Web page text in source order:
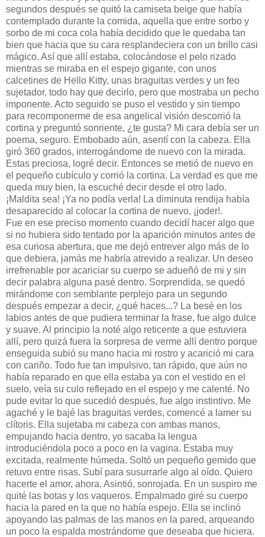
segundos después se quitó la camiseta beige que había
contemplado durante la comida, aquella que entre sorbo y
sorbo de mi coca cola había decidido que le quedaba tan
bien que hacia que su cara resplandeciera con un brillo casi
mágico. Así que allí estaba, colocándose el pelo rizado
mientras se miraba en el espejo gigante, con unos
calcetines de Hello Kitty, unas braguitas verdes y un feo
sujetador, todo hay que decirlo, pero que mostraba un pecho
imponente. Acto seguido se puso el vestido y sin tiempo
para recomponerme de esa angelical visión descorrió la
cortina y preguntó sonriente, ¿te gusta? Mi cara debía ser un
poema, seguro. Embobado aún, asentí con la cabeza. Ella
giró 360 grados, interrogándome de nuevo con la mirada.
Estas preciosa, logré decir. Entonces se metió de nuevo en
el pequeño cubículo y corrió la cortina. La verdad es que me
queda muy bien, la escuché decir desde el otro lado.
¡Maldita sea! ¡Ya no podía verla! La diminuta rendija había
desaparecido al colocar la cortina de nuevo, ¡joder!.
Fue en ese preciso momento cuando decidí hacer algo que
si no hubiera sido tentado por la aparición minutos antes de
esa curiosa abertura, que me dejó entrever algo más de lo
que debiera, jamás me habría atrevido a realizar. Un deseo
irrefrenable por acariciar su cuerpo se adueñó de mi y sin
decir palabra alguna pasé dentro. Sorprendida, se quedó
mirándome con semblante perplejo para un segundo
después empezar a decir, ¿qué haces...? La besé en los
labios antes de que pudiera terminar la frase, fue algo dulce
y suave. Al principio la noté algo reticente a que estuviera
allí, pero quizá fuera la sorpresa de verme allí dentro porque
enseguida subió su mano hacia mi rostro y acarició mi cara
con cariño. Todo fue tan impulsivo, tan rápido, que aún no
había reparado en que ella estaba ya con el vestido en el
suelo, veía su culo reflejado en el espejo y me calenté. No
pude evitar lo que sucedió después, fue algo instintivo. Me
agaché y le bajé las braguitas verdes, comencé a lamer su
clítoris. Ella sujetaba mi cabeza con ambas manos,
empujando hacia dentro, yo sacaba la lengua
introduciéndola poco a poco en la vagina. Estaba muy
excitada, realmente húmeda. Soltó un pequeño gemido que
retuvo entre risas. Subí para susurrarle algo al oído. Quiero
hacerte el amor, ahora. Asintió, sonrojada. En un suspiro me
quité las botas y los vaqueros. Empalmado giré su cuerpo
hacia la pared en la que no había espejo. Ella se inclinó
apoyando las palmas de las manos en la pared, arqueando
un poco la espalda mostrándome que deseaba que hiciera.